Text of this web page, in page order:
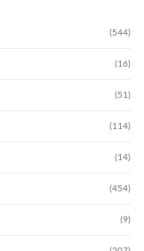
(544)
(16)
(51)
(114)
(14)
(454)
(9)